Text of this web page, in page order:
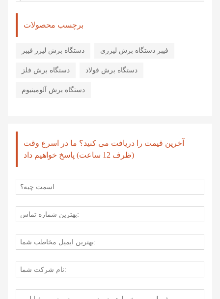
برچسب محصولات
دستگاه برش لیزر فیبر فیبر دستگاه برش لیزری
دستگاه برش فلز دستگاه برش فولاد
دستگاه برش آلومینیوم
آخرین قیمت را دریافت می کنید؟ ما در اسرع وقت
(ظرف 12 ساعت) پاسخ خواهیم داد